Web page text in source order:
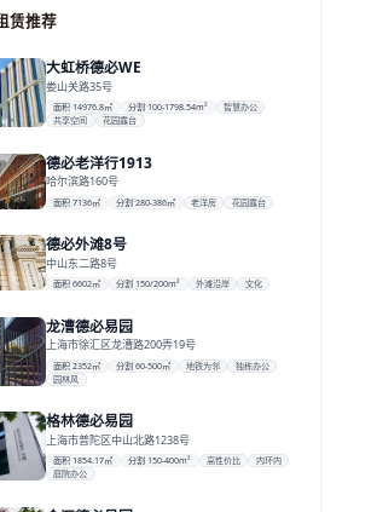
赁推荐
大虹桥德必WE
娄山关路35号
面积 14976.8㎡ 分割 100-1798.54m²
智慧办公
共享空间
花园露台
德必老洋行1913
哈尔滨路160号
面积 7136㎡ 分割 280-386㎡ 老洋房 花园露台
德必外滩8号
中山东二路8号
面积 6602㎡ 分割 150/200m² 外滩沿岸 文化
龙漕德必易园
上海市徐汇区龙漕路200弄19号
面积 2352㎡ 分割 60-500㎡ 地铁为邻
独栋办公
园林风
格林德必易园
上海市普陀区中山北路1238号
面积 1854.17㎡ 分割 150-400m² 高性价比
内环内
庭院办公